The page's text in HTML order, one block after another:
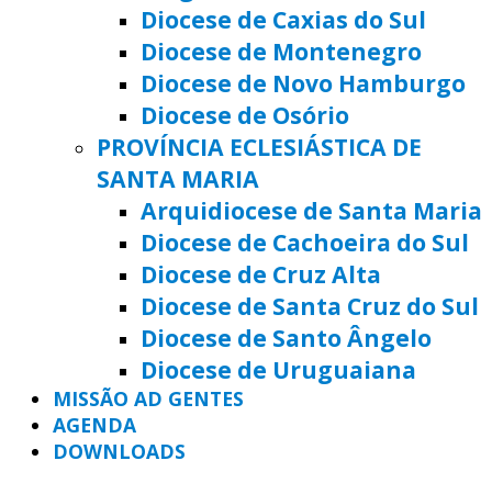
Diocese de Caxias do Sul
Diocese de Montenegro
Diocese de Novo Hamburgo
Diocese de Osório
PROVÍNCIA ECLESIÁSTICA DE
SANTA MARIA
Arquidiocese de Santa Maria
Diocese de Cachoeira do Sul
Diocese de Cruz Alta
Diocese de Santa Cruz do Sul
Diocese de Santo Ângelo
Diocese de Uruguaiana
MISSÃO AD GENTES
AGENDA
DOWNLOADS